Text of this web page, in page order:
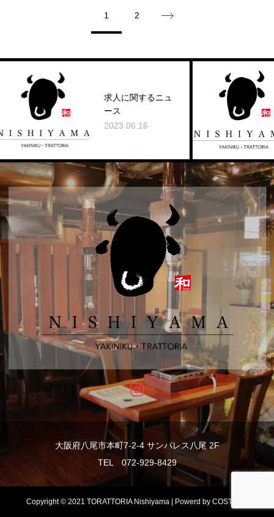
1 2
求人に関するニュ
ース
2023.06.16
大阪府八尾市本町7-2-4 サンパレス八尾 2F
TEL 072-929-8429
Copyright © 2021 TORATTORIA Nishiyama | Powerd by COSTECH